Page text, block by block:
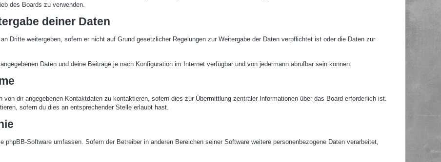
des Boards zu verwenden.
deiner Daten
Dritte weitergeben, sofern er nicht auf Grund gesetzlicher Regelungen zur Weitergabe der Daten verpflichtet ist oder die Daten zur
Daten und deine Beiträge je nach Konfiguration im Internet verfügbar und von jedermann abrufbar sein können.
dir angegebenen Kontaktdaten zu kontaktieren, sofern dies zur Übermittlung zentraler Informationen über das Board erforderlich ist.
sofern du dies an entsprechender Stelle erlaubt hast.
Software umfassen. Sofern der Betreiber in anderen Bereichen seiner Software weitere personenbezogene Daten verarbeitet,